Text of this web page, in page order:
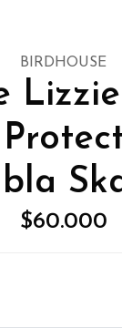
BIRDHOUSE
$60.000